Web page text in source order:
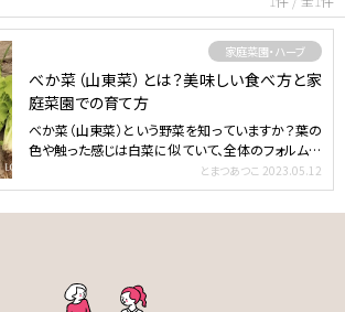
家庭菜園・ハーブ
べか菜（山東菜）とは？美味しい食べ方と家
庭菜園での育て方
べか菜（山東菜）という野菜を知っていますか？葉の
色や触った感じは白菜に似ていて、全体のフォルムは
とまつあつこ 2023.05.12